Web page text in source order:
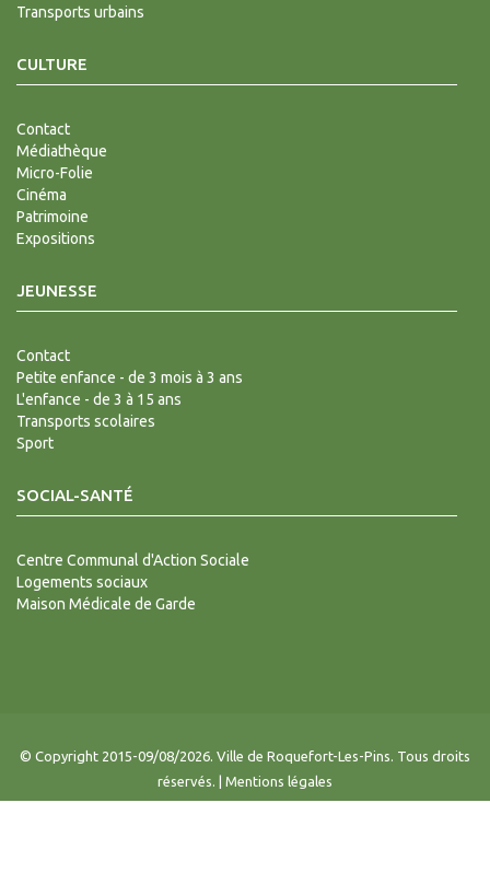
Transports urbains
CULTURE
Contact
Médiathèque
Micro-Folie
Cinéma
Patrimoine
Expositions
JEUNESSE
Contact
Petite enfance - de 3 mois à 3 ans
L'enfance - de 3 à 15 ans
Transports scolaires
Sport
SOCIAL-SANTÉ
Centre Communal d'Action Sociale
Logements sociaux
Maison Médicale de Garde
© Copyright 2015-09/08/2026. Ville de Roquefort-Les-Pins. Tous droits
réservés. | Mentions légales